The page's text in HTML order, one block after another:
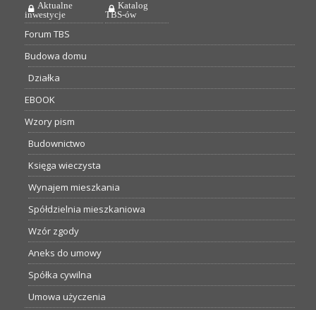
Aktualne
inwestycje
Katalog
TBS-ów
Forum TBS
Budowa domu
Działka
EBOOK
Wzory pism
Budownictwo
Księga wieczysta
Wynajem mieszkania
Spółdzielnia mieszkaniowa
Wzór zgody
Aneks do umowy
Spółka cywilna
Umowa użyczenia